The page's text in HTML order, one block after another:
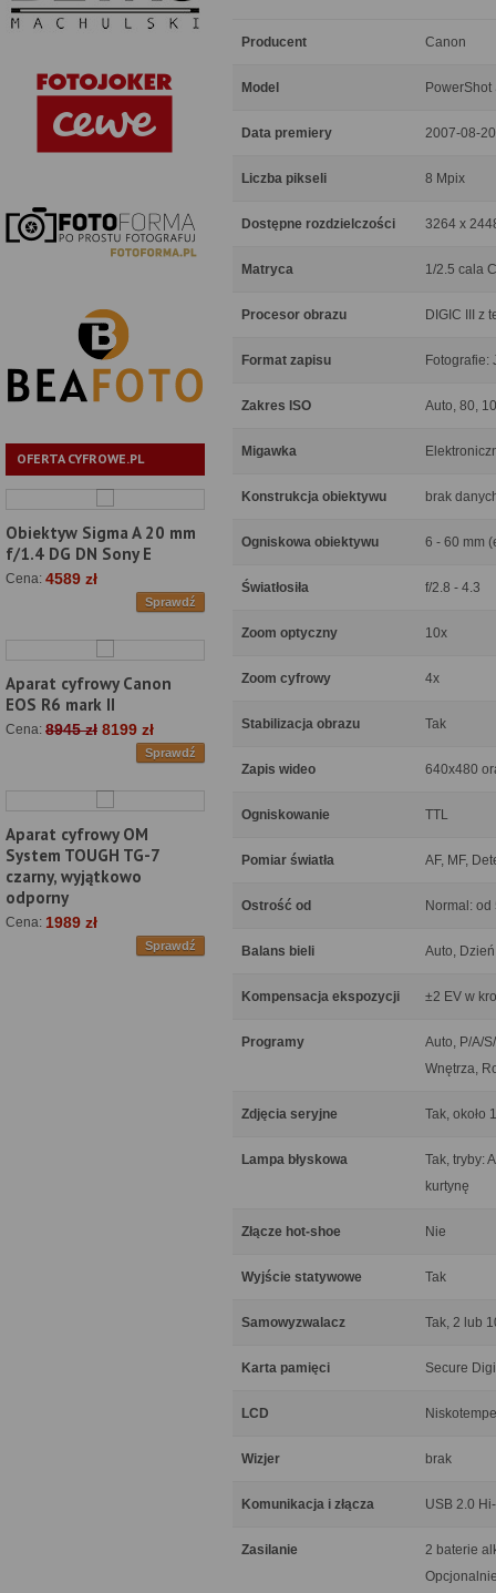
OFERTA CYFROWE.PL
Obiektyw Sigma A 20 mm
f/1.4 DG DN Sony E
Cena: 4589 zł
Sprawdź
Aparat cyfrowy Canon
EOS R6 mark II
Cena: 8945 zł 8199 zł
Sprawdź
Aparat cyfrowy OM
System TOUGH TG-7
czarny, wyjątkowo
odporny
Cena: 1989 zł
Sprawdź
Producent Canon
Model PowerShot
Data premiery 2007-08-20
Liczba pikseli 8 Mpix
Dostępne rozdzielczości 3264 x
Matryca 1/2.5 cala
Procesor obrazu DIGIC III z
Format zapisu Fotografie:
Zakres ISO Auto, 80,
Migawka
Konstrukcja obiektywu brak
Ogniskowa obiektywu 6 - 60 mm
Światłosiła f/2.8 - 4.3
Zoom optyczny 10x
Zoom cyfrowy 4x
Stabilizacja obrazu Tak
Zapis wideo 640x480
Ogniskowanie TTL
Pomiar światła AF, MF,
Ostrość od Normal: od
Balans bieli Auto,
Kompensacja ekspozycji ±2 EV w
Programy
Auto, P/A/
Wnętrza,
Zdjęcia seryjne Tak, około
Lampa błyskowa
Tak, tryby:
kurtynę
Złącze hot-shoe Nie
Wyjście statywowe Tak
Samowyzwalacz Tak, 2 lub
Karta pamięci Secure
LCD
Wizjer brak
Komunikacja i złącza USB 2.0
Zasilanie
2 baterie